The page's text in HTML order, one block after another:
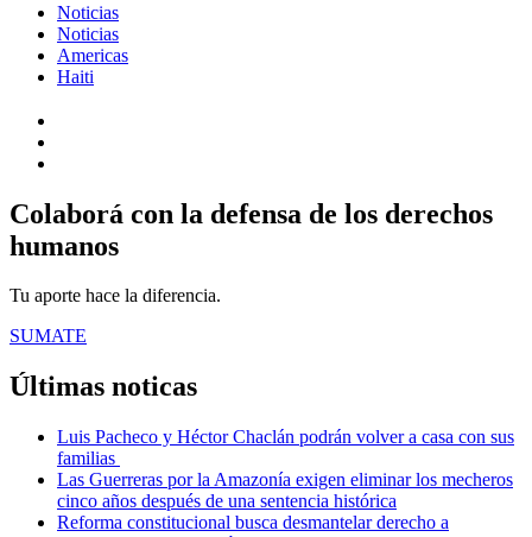
Noticias
Noticias
Americas
Haiti
Colaborá con la defensa de los derechos
humanos
Tu aporte hace la diferencia.
SUMATE
Últimas noticas
Luis Pacheco y Héctor Chaclán podrán volver a casa con sus
familias
Las Guerreras por la Amazonía exigen eliminar los mecheros
cinco años después de una sentencia histórica
Reforma constitucional busca desmantelar derecho a